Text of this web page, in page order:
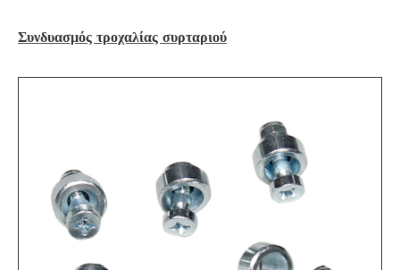
Συνδυασμός τροχαλίας συρταριού